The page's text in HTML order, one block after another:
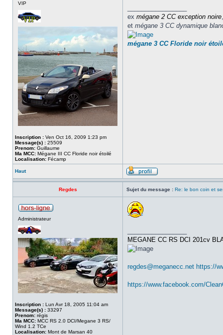
VIP
Inscription : Ven Oct 16, 2009 1:23 pm
Message(s) : 25509
Prenom: Guillaume
Ma MCC: Mégane III CC Floride noir étoilé
Localisation: Fécamp
ex mégane 2 CC exception noire
et mégane 3 CC dynamique
mégane 3 CC Floride noir
Haut
Regdes Sujet du message : Re: le bon coin et
Administrateur
Inscription : Lun Avr 18, 2005 11:04 am
Message(s) : 33297
Prenom: régis
Ma MCC: MCC RS 2.0 DCI/Megane 3 RS/
Wind 1.2 TCe
Localisation: Mont de Marsan 40
MEGANE CC RS DCI 201cv
regdes@meganecc.net https://
https://www.facebook.com/